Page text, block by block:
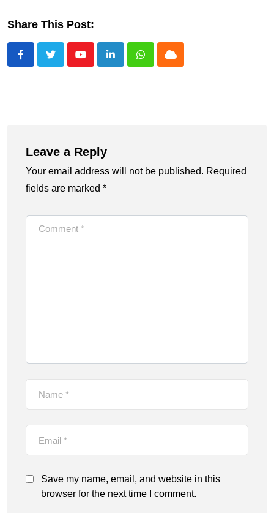
Share This Post:
LinkedInWhatsappCloud
Leave a Reply
Your email address will not be published. Required
fields are marked *
Save my name, email, and website in this
browser for the next time I comment.